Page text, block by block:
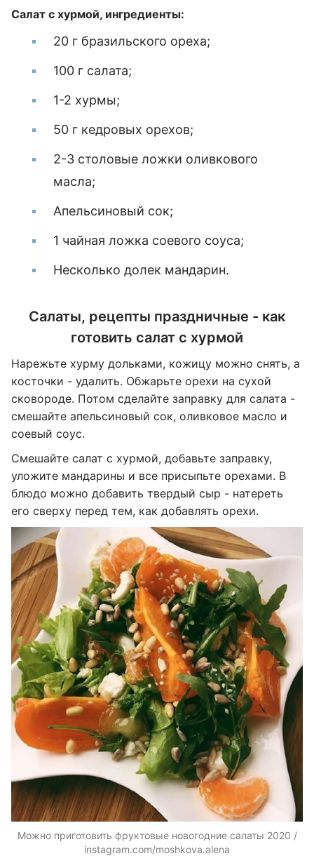
Салат с хурмой, ингредиенты:
20 г бразильского ореха;
100 г салата;
1-2 хурмы;
50 г кедровых орехов;
2-3 столовые ложки оливкового
масла;
Апельсиновый сок;
1 чайная ложка соевого соуса;
Несколько долек мандарин.
Салаты, рецепты праздничные - как
готовить салат с хурмой
Нарежьте хурму дольками, кожицу можно снять, а
косточки - удалить. Обжарьте орехи на сухой
сковороде. Потом сделайте заправку для салата -
смешайте апельсиновый сок, оливковое масло и
соевый соус.
Смешайте салат с хурмой, добавьте заправку,
уложите мандарины и все присыпьте орехами. В
блюдо можно добавить твердый сыр - натереть
его сверху перед тем, как добавлять орехи.
Можно приготовить фруктовые новогодние салаты 2020 /
instagram.com/moshkova.alena